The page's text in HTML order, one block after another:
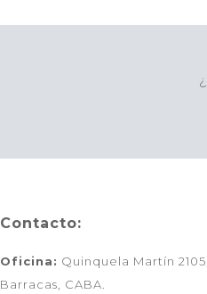
Contacto:
Oficina: Quinquela Martín 2105,
Barracas, CABA.